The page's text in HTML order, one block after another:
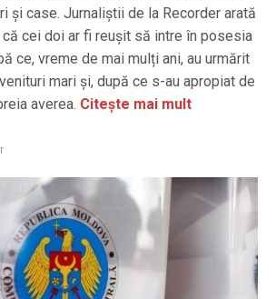
și case. Jurnaliștii de la Recorder arată
cei doi ar fi reușit să intre în posesia
ce, vreme de mai mulți ani, au urmărit
mari și, după ce s-au apropiat de
averea. Citește mai mult